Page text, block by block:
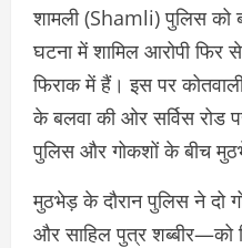
शामली(Shamli) पुलिस को
घटना में शामिल आरोपी फिर
फिराक में हैं। इस पर
के बलवा की ओर सर्विस रोड
पुलिस और गोकशों के बीच
मुठभेड़ के दौरान पुलिस ने दो
और साहिल पुत्र शब्बीर—को